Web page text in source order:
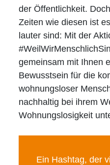
der Öffentlichkeit.
Zeiten wie diesen ist
lauter sind: Mit der
gemeinsam mit Ihnen
Bewusstsein für die
wohnungsloser
nachhaltig bei ihrem
Wohnungslosigkeit
Ein Hashtag, der